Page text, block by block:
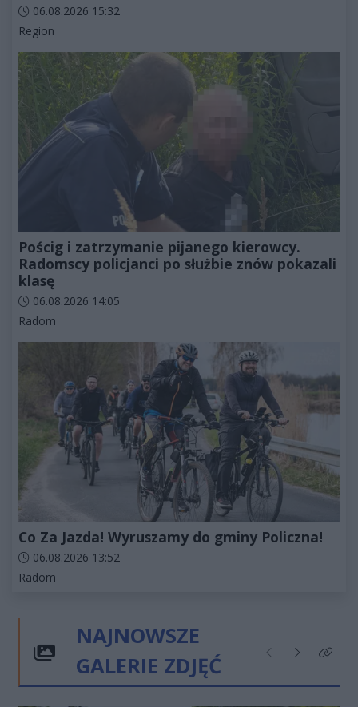
Data dodania artykułu:
06.08.2026 15:32
Kategorie artykułu:
Region
Pościg i zatrzymanie pijanego kierowcy.
Radomscy policjanci po służbie znów pokazali
klasę
Data dodania artykułu:
06.08.2026 14:05
Kategorie artykułu:
Radom
Co Za Jazda! Wyruszamy do gminy Policzna!
Data dodania artykułu:
06.08.2026 13:52
Kategorie artykułu:
Radom
NAJNOWSZE
GALERIE ZDJĘĆ
Poprzednie
NastępneKliknij